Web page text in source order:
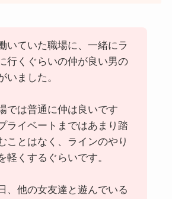
いていた職場に、一緒にラ
行くぐらいの仲が良い男の
いました。
では普通に仲は良いです
ライベートまではあまり踏
ことはなく、ラインのやり
軽くするぐらいです。
、他の女友達と遊んでいる